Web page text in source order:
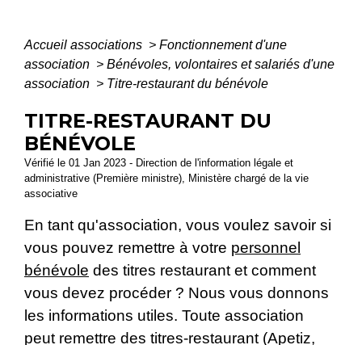
Accueil associations > Fonctionnement d'une
association > Bénévoles, volontaires et salariés d'une
association > Titre-restaurant du bénévole
TITRE-RESTAURANT DU
BÉNÉVOLE
Vérifié le 01 Jan 2023 - Direction de l'information légale et
administrative (Première ministre), Ministère chargé de la vie
associative
En tant qu'association, vous voulez savoir si
vous pouvez remettre à votre personnel
bénévole des titres restaurant et comment
vous devez procéder ? Nous vous donnons
les informations utiles. Toute association
peut remettre des titres-restaurant (Apetiz,